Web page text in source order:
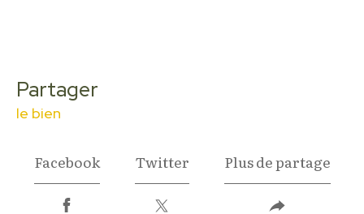
partager
le bien
Facebook Twitter Plus de partage